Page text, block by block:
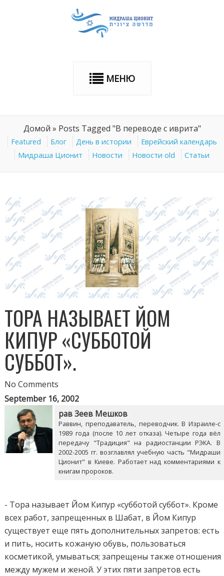
МЕНЮ
Домой » Posts Tagged "В переводе с иврита"
Featured Блог День в истории
Еврейский календарь
Мидраша Ционит
Новости Новости old Статьи
ТОРА НАЗЫВАЕТ ЙОМ
КИПУР «СУББОТОЙ
СУББОТ».
No Comments
September 16, 2002
рав Зеев Мешков
Раввин, преподаватель, переводчик. В Израиле-с
1989 года (после 10 лет отказа). Четыре года вёл
передачу "Традиция" на радиостанции РЭКА. В
2002-2005 гг. возглавлял учебную часть "Мидраши
Ционит" в Киеве. Работает над комментариями к
книгам пророков.
- Тора называет Йом Кипур «субботой суббот». Кроме
всех работ, запрещенных в Шабат, в Йом Кипур
существует еще пять дополнительных запретов: есть
и пить, носить кожаную обувь, пользоваться
косметикой, умываться; запрещены также отношения
между мужем и женой. У этих пяти запретов есть